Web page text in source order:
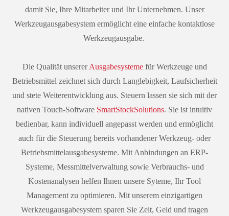
damit Sie, Ihre Mitarbeiter und Ihr Unternehmen. Unser
Werkzeugausgabesystem ermöglicht eine einfache kontaktlose
Werkzeugausgabe.
Die Qualität unsererAusgabesystemefür Werkzeuge und
Betriebsmittel zeichnet sich durch Langlebigkeit, Laufsicherheit
und stete Weiterentwicklung aus. Steuern lassen sie sich mit der
nativen Touch-Software SmartStockSolutions. Sie ist intuitiv
bedienbar, kann individuell angepasst werden und ermöglicht
auch für die Steuerung bereits vorhandener Werkzeug- oder
Betriebsmittelausgabesysteme. Mit Anbindungen an ERP-
Systeme, Messmittelverwaltung sowie Verbrauchs- und
Kostenanalysen helfen Ihnen unsere Syteme, Ihr Tool
Management zu optimieren. Mit unserem einzigartigen
Werkzeugausgabesystem sparen Sie Zeit, Geld und tragen